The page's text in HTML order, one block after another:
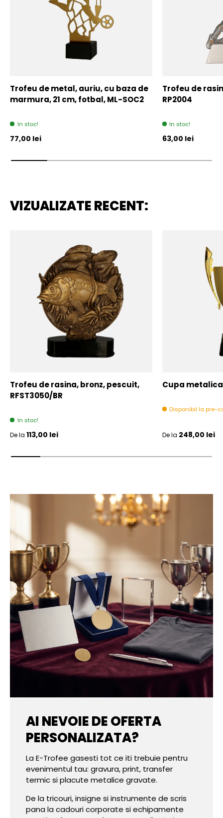
Trofeu de metal, auriu, cu baza de
marmura, 21 cm, fotbal, ML-SOC2
In stoc!
Pret initial
77,00 lei
Trofeu de
RP2004
In stoc!
Pret initial
63,00 lei
VIZUALIZATE RECENT:
Trofeu de rasina, bronz, pescuit,
RFST3050/BR
In stoc!
Pret initial
De la 113,00 lei
Cupa
Disponibil la pre-
Pret initial
De la 248,00 lei
AI NEVOIE DE OFERTA
PERSONALIZATA?
La E-Trofee gasesti tot ce iti trebuie pentru
evenimentul tau: gravura, print, transfer
termic si placute metalice gravate.
De la tricouri, insigne si instrumente de scris
pana la cadouri corporate si echipamente